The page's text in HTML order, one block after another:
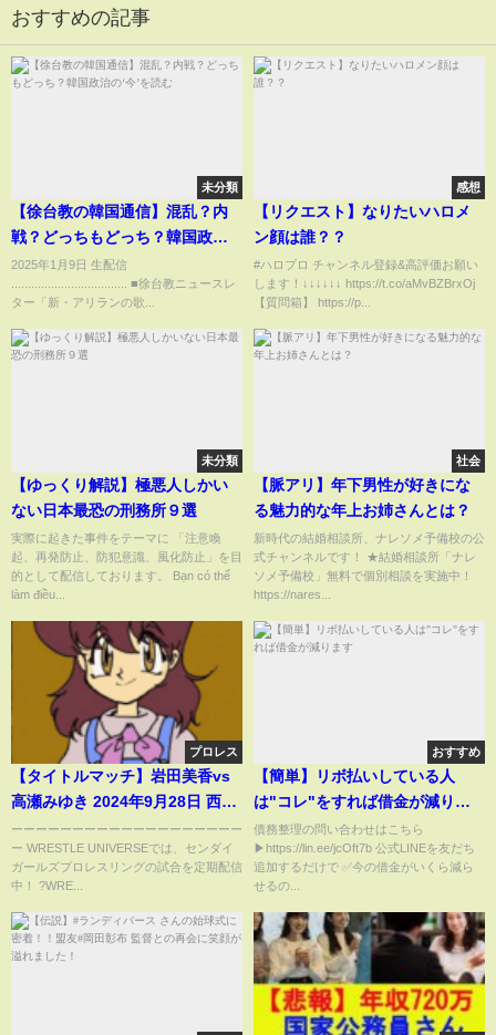
おすすめの記事
未分類
【徐台教の韓国通信】混乱？内
戦？どっちもどっち？韓国政治
の‘今’を読む
2025年1月9日 生配信
................................... ■徐台教ニュースレ
ター「新・アリランの歌...
感想
【リクエスト】なりたいハロメ
ン顔は誰？？
#ハロプロ チャンネル登録&高評価お願い
します！↓↓↓↓↓↓ https://t.co/aMvBZBrxOj
【質問箱】 https://p...
未分類
【ゆっくり解説】極悪人しかい
ない日本最恐の刑務所９選
実際に起きた事件をテーマに 「注意喚
起、再発防止、防犯意識、風化防止」を目
的として配信しております。 Bạn có thể
làm điều...
社会
【脈アリ】年下男性が好きにな
る魅力的な年上お姉さんとは？
新時代の結婚相談所、ナレソメ予備校の公
式チャンネルです！ ★結婚相談所「ナレ
ソメ予備校」無料で個別相談を実施中！
https://nares...
プロレス
【タイトルマッチ】岩田美香vs
高瀬みゆき 2024年9月28日 西鉄
ホール
ーーーーーーーーーーーーーーーーーーー
ー WRESTLE UNIVERSEでは、センダイ
ガールズプロレスリングの試合を定期配信
中！ ?WRE...
おすすめ
【簡単】リボ払いしている人
は"コレ"をすれば借金が減りま
す
債務整理の問い合わせはこちら
▶https://lin.ee/jcOft7b 公式LINEを友だち
追加するだけで ✅今の借金がいくら減ら
せるの...